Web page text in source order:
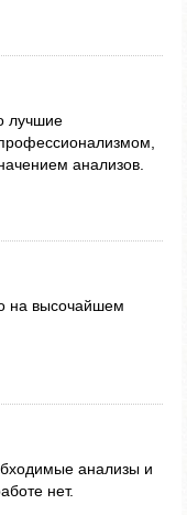
лучшие
анализов.
на высочайшем
анализы и
нет.